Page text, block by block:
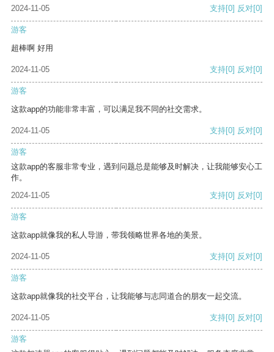
2024-11-05
支持[0] 反对[0]
游客
超棒啊 好用
2024-11-05 支持[0] 反对[0]
游客
这款app的功能非常丰富，可以满足我不同的社交需求。
2024-11-05 支持[0] 反对[0]
游客
这款app的客服非常专业，遇到问题总是能够及时解决，让我能够安心工
作。
2024-11-05
支持[0] 反对[0]
游客
这款app就像我的私人导游，带我领略世界各地的美景。
2024-11-05 支持[0] 反对[0]
游客
这款app就像我的社交平台，让我能够与志同道合的朋友一起交流。
2024-11-05 支持[0] 反对[0]
游客